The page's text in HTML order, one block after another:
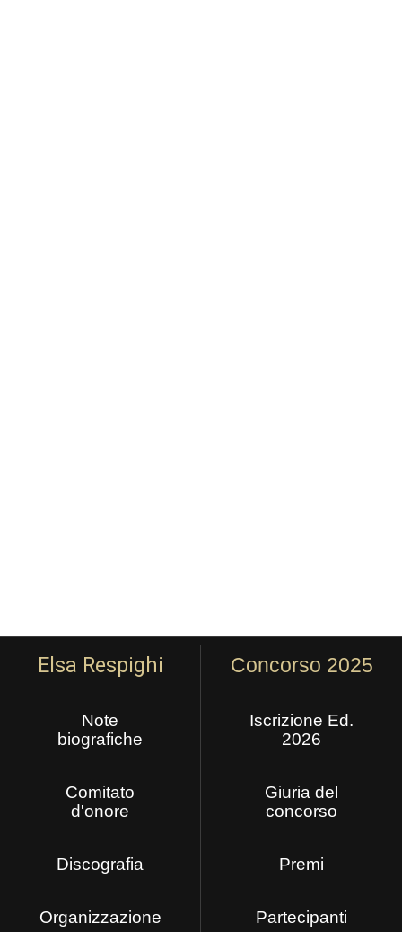
Elsa Respighi
Note
biografiche
Comitato
d'onore
Discografia
Organizzazione
Concorso 2025
Iscrizione Ed.
2026
Giuria del
concorso
Premi
Partecipanti